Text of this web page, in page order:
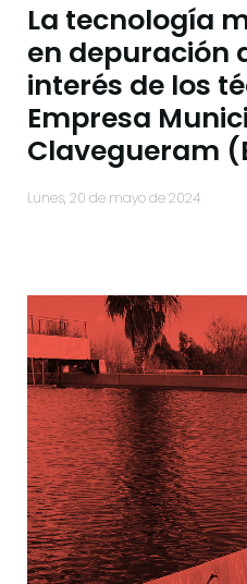
La tecnología
en depuración
interés de los
Empresa
Clavegueram
lunes, 20 de mayo de 2024